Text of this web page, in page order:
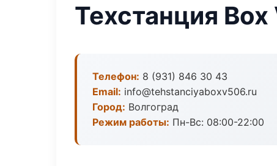
Техстанция Box
Телефон: 8 (931) 846 30 43
Email: info@tehstanciyaboxv506.ru
Город: Волгоград
Режим работы: Пн-Вс: 08:00-22:00